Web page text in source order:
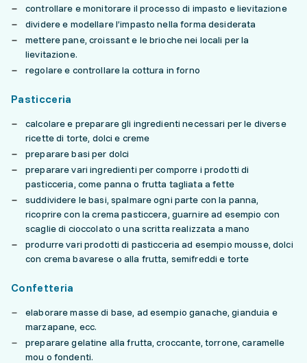
controllare e monitorare il processo di impasto e lievitazione
dividere e modellare l’impasto nella forma desiderata
mettere pane, croissant e le brioche nei locali per la
lievitazione.
regolare e controllare la cottura in forno
Pasticceria
calcolare e preparare gli ingredienti necessari per le diverse
ricette di torte, dolci e creme
preparare basi per dolci
preparare vari ingredienti per comporre i prodotti di
pasticceria, come panna o frutta tagliata a fette
suddividere le basi, spalmare ogni parte con la panna,
ricoprire con la crema pasticcera, guarnire ad esempio con
scaglie di cioccolato o una scritta realizzata a mano
produrre vari prodotti di pasticceria ad esempio mousse, dolci
con crema bavarese o alla frutta, semifreddi e torte
Confetteria
elaborare masse di base, ad esempio ganache, gianduia e
marzapane, ecc.
preparare gelatine alla frutta, croccante, torrone, caramelle
mou o fondenti.